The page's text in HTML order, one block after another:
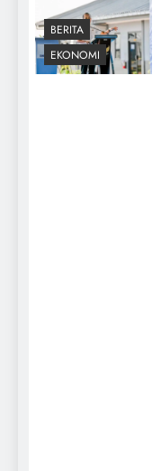
BERITA
EKONOMI